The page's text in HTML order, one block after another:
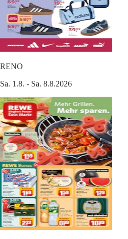
RENO
Sa. 1.8. - Sa. 8.8.2026